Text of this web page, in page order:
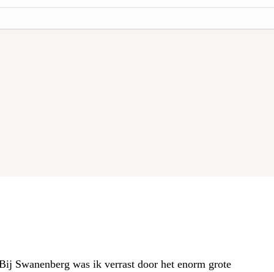
Swanenberg was ik verrast door het enorm grote